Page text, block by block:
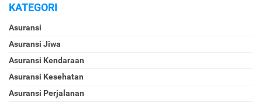
KATEGORI
Asuransi
Asuransi Jiwa
Asuransi Kendaraan
Asuransi Kesehatan
Asuransi Perjalanan